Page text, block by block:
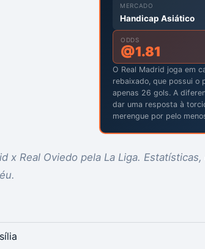
MERCADO
Handicap Asiático
ODDS
@1.81
O Real Madrid joga em
rebaixado, que possui o
apenas 26 gols. A
dar uma resposta à
merengue por pelo
x Real Oviedo pela La Liga.